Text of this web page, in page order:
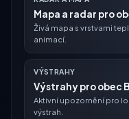
Mapa a radar pro
Živá mapa s vrstvami
animací.
VÝSTRAHY
Výstrahy pro obec
Aktivní upozornění pro
výstrah.